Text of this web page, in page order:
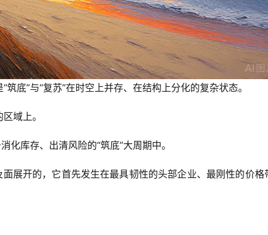
底”与“复苏”在时空上并存、在结构上分化的复杂状态。
域上。
化库存、出清风险的“筑底”大周期中。
展开的，它首先发生在最具韧性的头部企业、最刚性的价格